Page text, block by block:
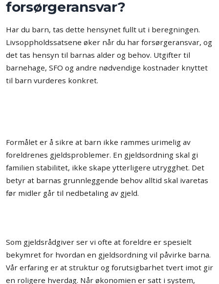
forsørgeransvar?
Har du barn, tas dette hensynet fullt ut i beregningen.
Livsoppholdssatsene øker når du har forsørgeransvar, og
det tas hensyn til barnas alder og behov. Utgifter til
barnehage, SFO og andre nødvendige kostnader knyttet
til barn vurderes konkret.
Formålet er å sikre at barn ikke rammes urimelig av
foreldrenes gjeldsproblemer. En gjeldsordning skal gi
familien stabilitet, ikke skape ytterligere utrygghet. Det
betyr at barnas grunnleggende behov alltid skal ivaretas
før midler går til nedbetaling av gjeld.
Som gjeldsrådgiver ser vi ofte at foreldre er spesielt
bekymret for hvordan en gjeldsordning vil påvirke barna.
Vår erfaring er at struktur og forutsigbarhet tvert imot gir
en roligere hverdag. Når økonomien er satt i system,